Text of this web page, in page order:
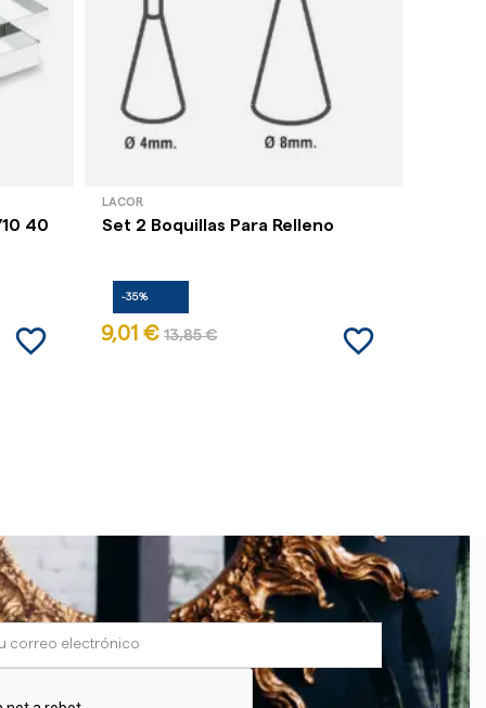
40
favorite_border
LACOR
Set 2 Boquillas Para Relleno
-35%
9,01 € 13,85 € favorite_border